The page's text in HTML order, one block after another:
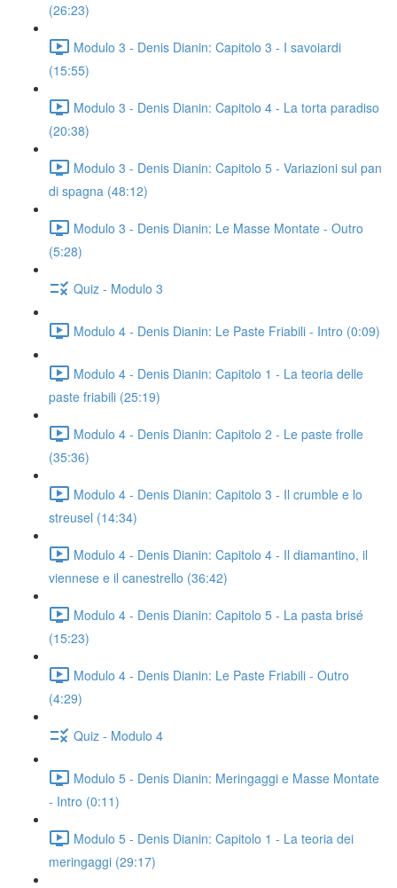
(26:23)
Modulo 3 - Denis Dianin: Capitolo 3 - I savoiardi
(15:55)
Modulo 3 - Denis Dianin: Capitolo 4 - La torta paradiso
(20:38)
Modulo 3 - Denis Dianin: Capitolo 5 - Variazioni sul pan
di spagna (48:12)
Modulo 3 - Denis Dianin: Le Masse Montate - Outro
(5:28)
Quiz - Modulo 3
Modulo 4 - Denis Dianin: Le Paste Friabili - Intro (0:09)
Modulo 4 - Denis Dianin: Capitolo 1 - La teoria delle
paste friabili (25:19)
Modulo 4 - Denis Dianin: Capitolo 2 - Le paste frolle
(35:36)
Modulo 4 - Denis Dianin: Capitolo 3 - Il crumble e lo
streusel (14:34)
Modulo 4 - Denis Dianin: Capitolo 4 - Il diamantino, il
viennese e il canestrello (36:42)
Modulo 4 - Denis Dianin: Capitolo 5 - La pasta brisé
(15:23)
Modulo 4 - Denis Dianin: Le Paste Friabili - Outro
(4:29)
Quiz - Modulo 4
Modulo 5 - Denis Dianin: Meringaggi e Masse Montate
- Intro (0:11)
Modulo 5 - Denis Dianin: Capitolo 1 - La teoria dei
meringaggi (29:17)